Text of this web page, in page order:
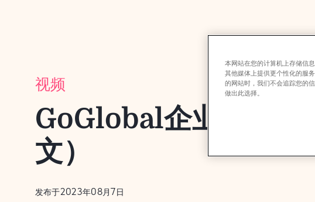
视频
GoGlobal企业文化（
文）
发布于2023年08月7日
本网站在您的计算机上存储信
其他媒体上提供更个性化的服
的网站时，我们不会追踪您的
做出此选择。